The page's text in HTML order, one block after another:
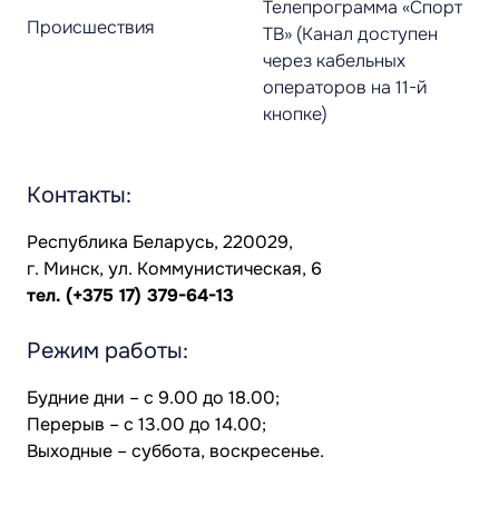
Происшествия
Телепрограмма «Спорт
ТВ» (Канал доступен
через кабельных
операторов на 11-й
кнопке)
Контакты:
Республика Беларусь, 220029,
г. Минск, ул. Коммунистическая, 6
тел. (+375 17) 379-64-13
Режим работы:
Будние дни – с 9.00 до 18.00;
Перерыв – с 13.00 до 14.00;
Выходные – суббота, воскресенье.